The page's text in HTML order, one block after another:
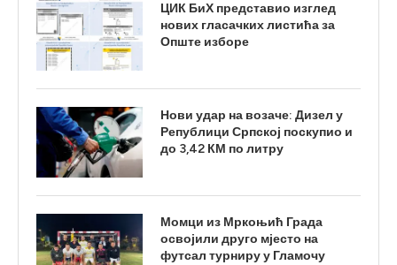
ЦИК БиХ представио изглед
нових гласачких листића за
Опште изборе
Нови удар на возаче: Дизел у
Републици Српској поскупио и
до 3,42 КМ по литру
Момци из Мркоњић Града
освојили друго мјесто на
футсал турниру у Гламочу